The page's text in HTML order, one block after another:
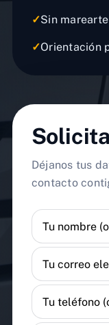
✓Sin
✓Orientación
Déjanos tus
contacto